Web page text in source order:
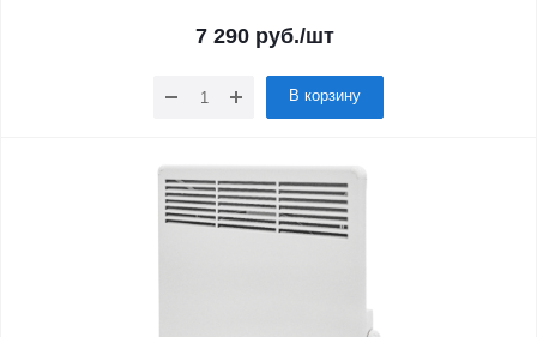
7 290руб./шт
В корзину